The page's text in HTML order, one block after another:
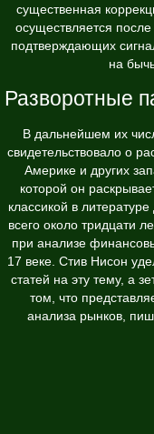
существенная
осуществляется
подтверждающих
на
Разворотные
В дальнейшем их
свидетельствовало о
Америке и других
которой он
классикой в
всего около тридцати
при анализе
17 веке. Стив Нисон
статей на эту тему, а
том, что
анализа рынков,